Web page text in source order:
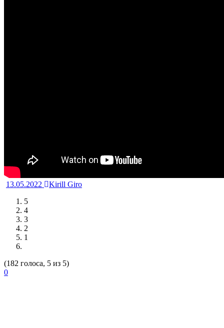
13.05.2022
Kirill Giro
5
4
3
2
1
(182 голоса, 5 из 5)
0